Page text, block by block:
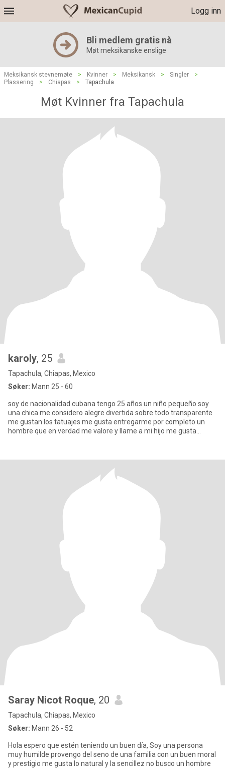
Logg inn
Bli medlem gratis nå
Møt meksikanske enslige
Meksikansk stevnemøte > Kvinner > Meksikansk > Singler
>
Plassering
> Chiapas > Tapachula
Møt Kvinner fra Tapachula
karoly, 25
Tapachula, Chiapas, Mexico
Søker: Mann 25 - 60
soy de nacionalidad cubana tengo 25 años un niño pequeño soy
una chica me considero alegre divertida sobre todo transparente
me gustan los tatuajes me gusta entregarme por completo un
hombre que en verdad me valore y llame a mi hijo me gusta
Saray Nicot Roque, 20
Tapachula, Chiapas, Mexico
Søker: Mann 26 - 52
Hola espero que estén teniendo un buen día, Soy una persona
muy humilde provengo del seno de una familia con un buen moral
y prestigio me gusta lo natural y la sencillez no busco un hombre